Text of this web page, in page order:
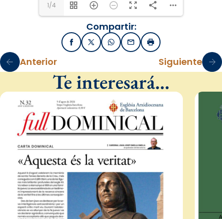
1/4
Compartir:
FacebookX / TwitterWhatsApp
EmailImprimir
Anterior Siguiente
Te interesará…